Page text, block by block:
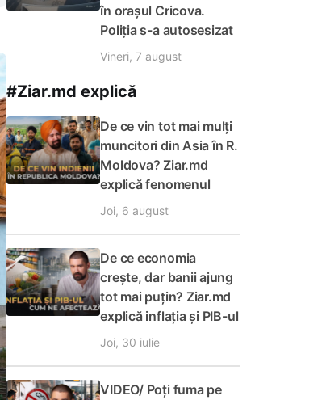
în orașul Cricova.
Poliția s-a autosesizat
Vineri, 7 august
#Ziar.md explică
De ce vin tot mai mulți
muncitori din Asia în R.
Moldova? Ziar.md
explică fenomenul
Joi, 6 august
De ce economia
crește, dar banii ajung
tot mai puțin? Ziar.md
explică inflația și PIB-ul
Joi, 30 iulie
VIDEO/ Poți fuma pe